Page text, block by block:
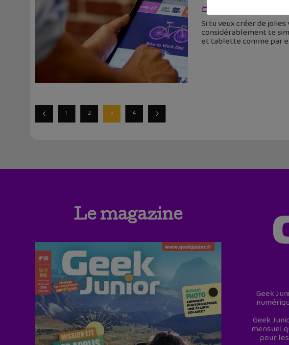
Si tu veux créer de
considérablement te
et tablette comme par
1 2 3 4
Le magazine
Geek
Geek
mensuel
pour